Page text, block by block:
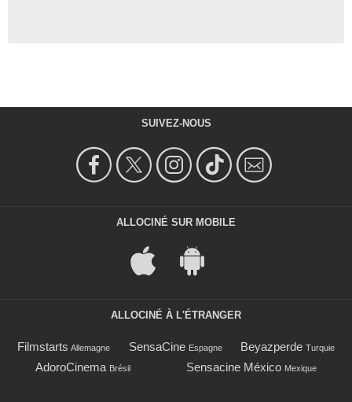
SUIVEZ-NOUS
ALLOCINÉ SUR MOBILE
ALLOCINÉ À L'ÉTRANGER
Filmstarts Allemagne SensaCine Espagne Beyazperde Turquie
AdoroCinema Brésil Sensacine México Mexique